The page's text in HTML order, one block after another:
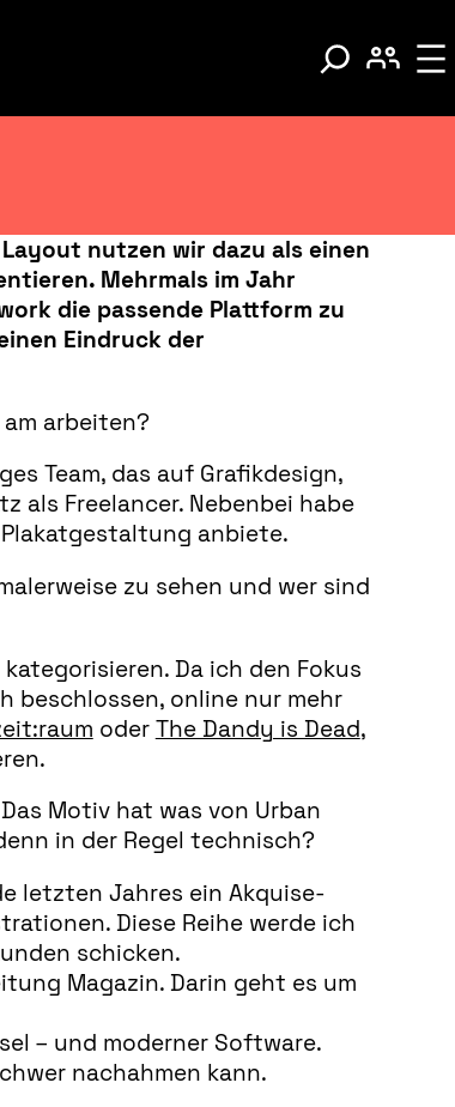
nutzen wir dazu als einen
Mehrmals im Jahr
die passende Plattform zu
Eindruck der
arbeiten?
Team, das auf Grafikdesign,
als Freelancer. Nebenbei habe
anbiete.
zu sehen und wer sind
Da ich den Fokus
beschlossen, online nur mehr
oder The Dandy is Dead,
Motiv hat was von Urban
in der Regel technisch?
letzten Jahres ein Akquise-
Diese Reihe werde ich
schicken.
Magazin. Darin geht es um
– und moderner Software.
nachahmen kann.